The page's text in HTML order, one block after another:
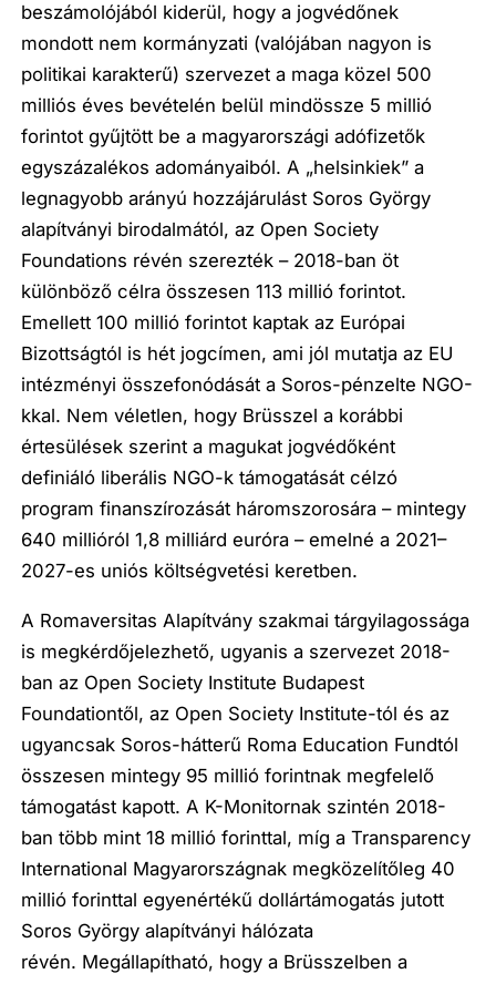
beszámolójából kiderül, hogy a jogvédőnek
mondott nem kormányzati (valójában nagyon is
politikai karakterű) szervezet a maga közel 500
milliós éves bevételén belül mindössze 5 millió
forintot gyűjtött be a magyarországi adófizetők
egyszázalékos adományaiból. A „helsinkiek” a
legnagyobb arányú hozzájárulást Soros György
alapítványi birodalmától, az Open Society
Foundations révén szerezték – 2018-ban öt
különböző célra összesen 113 millió forintot.
Emellett 100 millió forintot kaptak az Európai
Bizottságtól is hét jogcímen, ami jól mutatja az EU
intézményi összefonódását a Soros-pénzelte NGO-
kkal. Nem véletlen, hogy Brüsszel a korábbi
értesülések szerint a magukat jogvédőként
definiáló liberális NGO-k támogatását célzó
program finanszírozását háromszorosára – mintegy
640 millióról 1,8 milliárd euróra – emelné a 2021–
2027-es uniós költségvetési keretben.
A Romaversitas Alapítvány szakmai tárgyilagossága
is megkérdőjelezhető, ugyanis a szervezet 2018-
ban az Open Society Institute Budapest
Foundationtől, az Open Society Institute-tól és az
ugyancsak Soros-hátterű Roma Education Fundtól
összesen mintegy 95 millió forintnak megfelelő
támogatást kapott. A K-Monitornak szintén 2018-
ban több mint 18 millió forinttal, míg a Transparency
International Magyarországnak megközelítőleg 40
millió forinttal egyenértékű dollártámogatás jutott
Soros György alapítványi hálózata
révén. Megállapítható, hogy a Brüsszelben a